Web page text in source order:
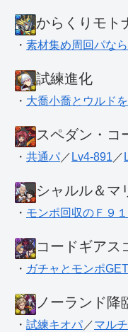
からくりモト
・ 素材集め周回パなら
試練進化
・ 大喬小喬とウルドを
スペダン・コ
・ 共通パ ／ Lv4-891 ／
シャルル＆マ
・ モンポ回収のＦ９
コードギアス
・ ガチャとモンポ
ノーランド降
・ 試練キオパ ／マルチ